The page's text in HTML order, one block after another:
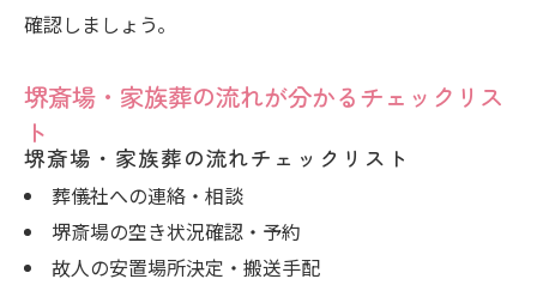
確認しましょう。
堺斎場・家族葬の流れが分かるチェックリス
ト
堺斎場・家族葬の流れチェックリスト
葬儀社への連絡・相談
堺斎場の空き状況確認・予約
故人の安置場所決定・搬送手配